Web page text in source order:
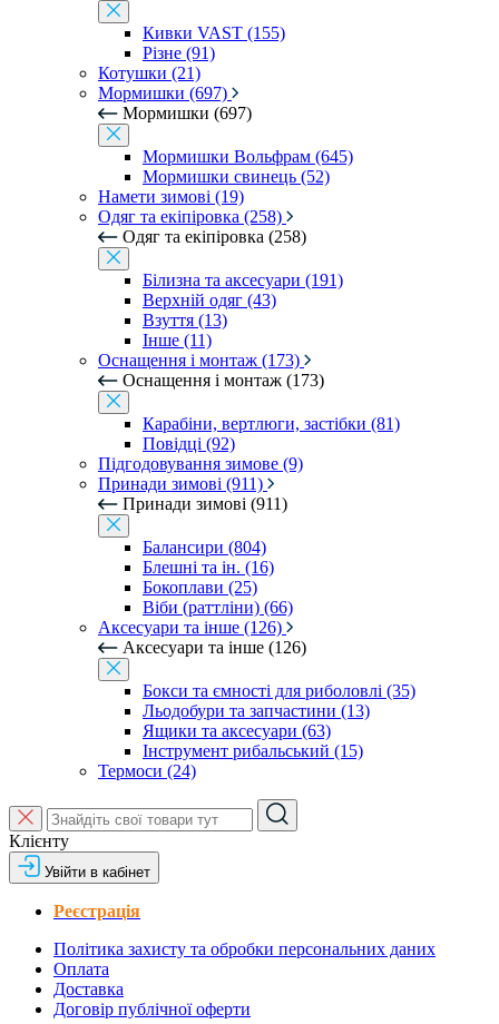
Кивки VAST (155)
Різне (91)
Котушки (21)
Мормишки (697)
Мормишки (697)
Мормишки Вольфрам (645)
Мормишки свинець (52)
Намети зимові (19)
Одяг та екіпіровка (258)
Одяг та екіпіровка (258)
Білизна та аксесуари (191)
Верхній одяг (43)
Взуття (13)
Інше (11)
Оснащення і монтаж (173)
Оснащення і монтаж (173)
Карабіни, вертлюги, застібки (81)
Повідці (92)
Підгодовування зимове (9)
Принади зимові (911)
Принади зимові (911)
Балансири (804)
Блешні та ін. (16)
Бокоплави (25)
Віби (раттліни) (66)
Аксесуари та інше (126)
Аксесуари та інше (126)
Бокси та ємності для риболовлі (35)
Льодобури та запчастини (13)
Ящики та аксесуари (63)
Інструмент рибальський (15)
Термоси (24)
Клієнту
Увійти в кабінет
Реєстрація
Політика захисту та обробки персональних даних
Оплата
Доставка
Договір публічної оферти